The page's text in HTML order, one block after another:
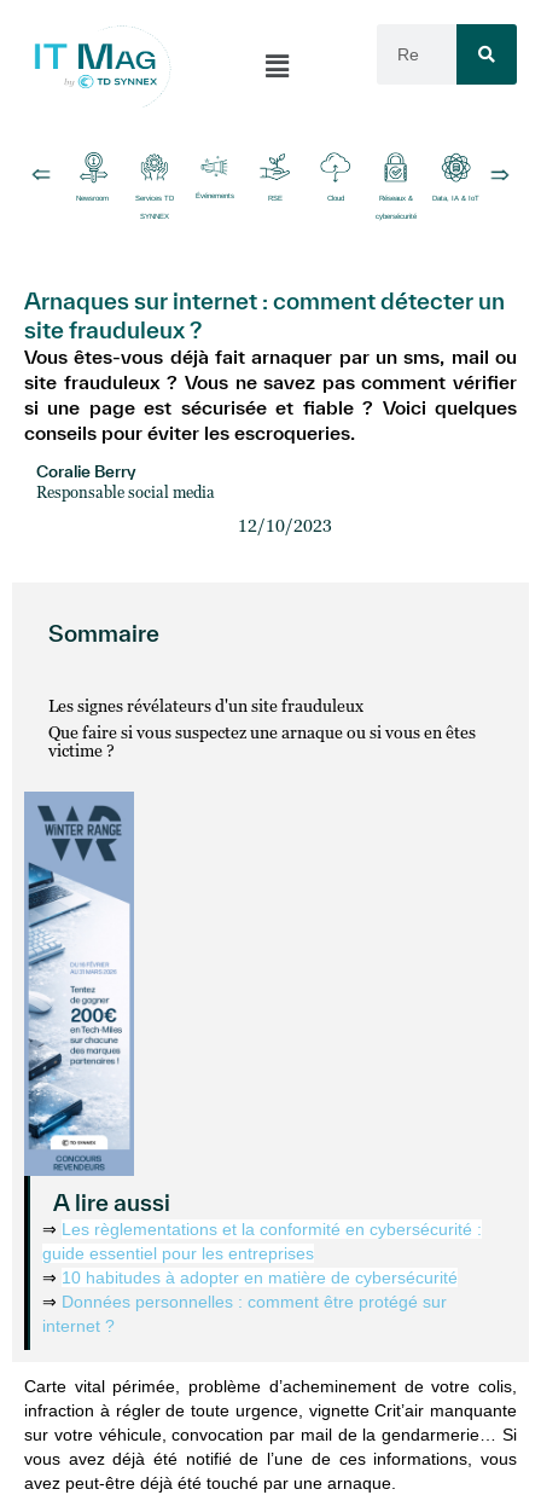
Newsroom Services TD
SYNNEX
Événements RSE Cloud Réseaux &
cybersécurité
Data, IA & IoT
Arnaques sur internet : comment détecter un
site frauduleux ?
Vous êtes-vous déjà fait arnaquer par un sms, mail ou
site frauduleux ? Vous ne savez pas comment vérifier
si une page est sécurisée et fiable ? Voici quelques
conseils pour éviter les escroqueries.
Coralie Berry
Responsable social media
12/10/2023
Carte vital périmée, problème d’acheminement de votre colis,
infraction à régler de toute urgence, vignette Crit’air manquante
sur votre véhicule, convocation par mail de la gendarmerie… Si
vous avez déjà été notifié de l’une de ces informations, vous
avez peut-être déjà été touché par une arnaque.
Sommaire
Les signes révélateurs d'un site frauduleux
Que faire si vous suspectez une arnaque ou si vous en êtes
victime ?
A lire aussi
⇒ Les règlementations et la conformité en cybersécurité :
guide essentiel pour les entreprises
⇒ 10 habitudes à adopter en matière de cybersécurité
⇒ Données personnelles : comment être protégé sur
internet ?